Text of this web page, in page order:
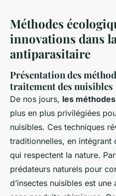
Méthodes
innovations dans
antiparasitaire
Présentation des
traitement des nuisibles
De nos jours, les
plus en plus privilégiées
nuisibles. Ces techniques
traditionnelles, en
qui respectent la nature.
prédateurs naturels pour
d’insectes nuisibles est